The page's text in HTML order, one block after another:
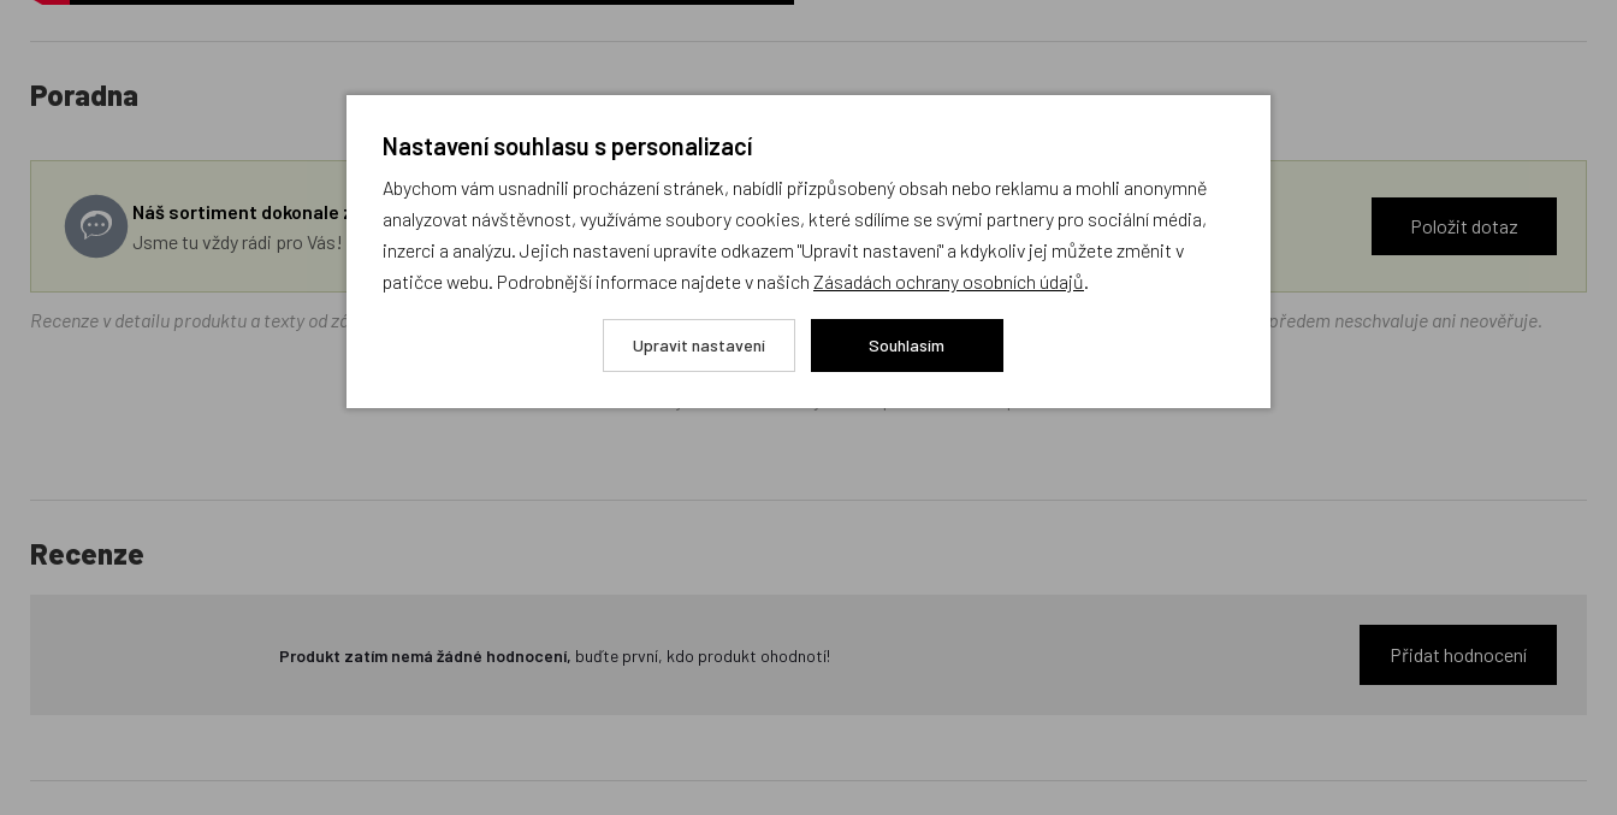
Poradna
Náš sortiment dokonale známe a rádi Vám poradíme s výběrem (Po–Pá, 10–17 hod).
Jsme tu vždy rádi pro Vás! Váš rodinný obchod Dráček.cz
Položit dotaz
Recenze v detailu produktu a texty od zákazníků v poradně odrážejí výhradně názory a stanoviska zákazníků. Provozovatel e-shopu Dráček.cz texty zákazníků předem neschvaluje ani neověřuje.
Recenze
Produkt zatím nemá žádné hodnocení, buďte první, kdo produkt ohodnotí! Přidat hodnocení
Nastavení souhlasu s personalizací
Abychom vám usnadnili procházení stránek, nabídli přizpůsobený obsah nebo reklamu a mohli anonymně
analyzovat návštěvnost, využíváme soubory cookies, které sdílíme se svými partnery pro sociální média,
inzerci a analýzu. Jejich nastavení upravíte odkazem "Upravit nastavení" a kdykoliv jej můžete změnit v
patičce webu. Podrobnější informace najdete v našich Zásadách ochrany osobních údajů.
Upravit nastavení Souhlasím